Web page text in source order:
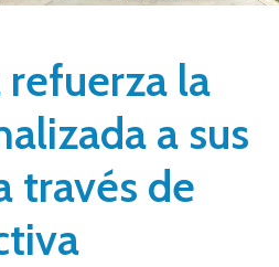
la
a sus
través de